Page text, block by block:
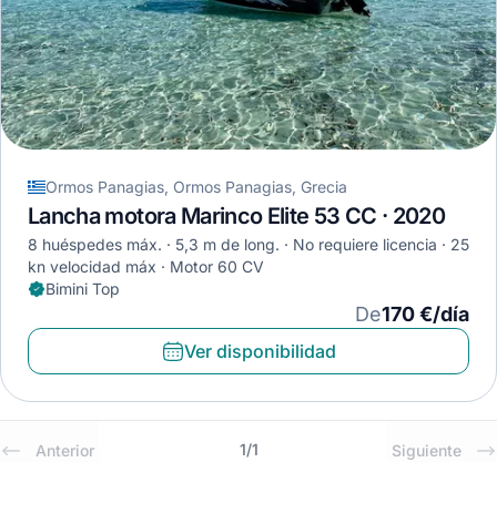
Ormos Panagias, Ormos Panagias, Grecia
Lancha motora Marinco Elite 53 CC · 2020
8 huéspedes máx. 5,3 m de long. No requiere licencia
25
kn velocidad máx
Motor 60 CV
Bimini Top
De170 €/día
Ver disponibilidad
Anterior 1/1 Siguiente